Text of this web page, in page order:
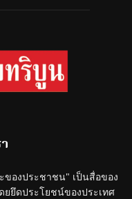
องประชาชน" เป็นสื่อของ
ยึดประโยชน์ของประเทศ